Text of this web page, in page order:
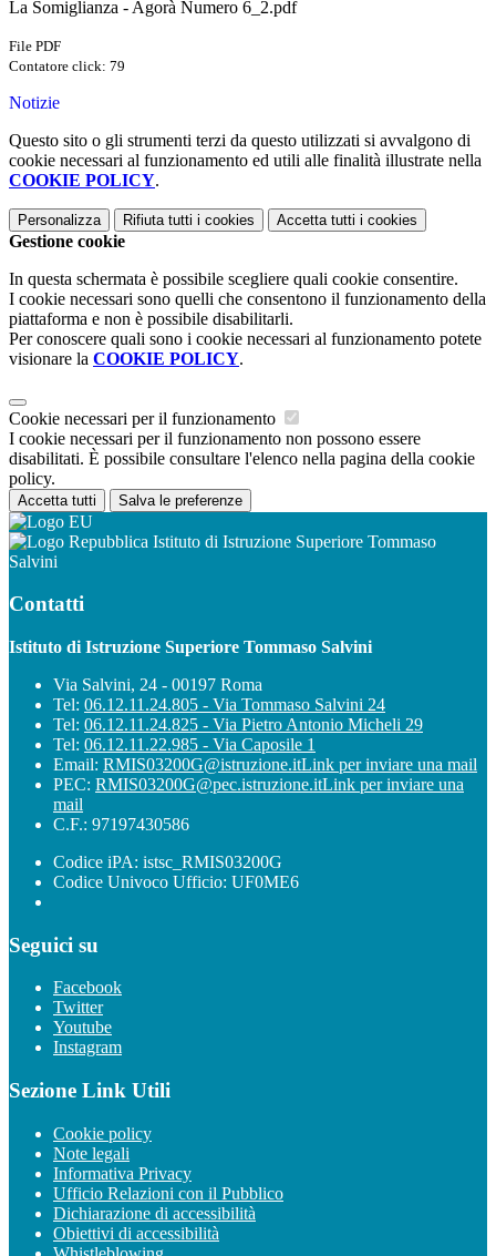
La Somiglianza - Agorà Numero 6_2.pdf
File PDF
Contatore click: 79
Notizie
Questo sito o gli strumenti terzi da questo utilizzati si avvalgono di
cookie necessari al funzionamento ed utili alle finalità illustrate nella
COOKIE POLICY.
Personalizza Rifiuta tutti i cookies Accetta tutti i cookies
Gestione cookie
In questa schermata è possibile scegliere quali cookie consentire.
I cookie necessari sono quelli che consentono il funzionamento della
piattaforma e non è possibile disabilitarli.
Per conoscere quali sono i cookie necessari al funzionamento potete
visionare la COOKIE POLICY.
Cookie necessari per il funzionamento
I cookie necessari per il funzionamento non possono essere
disabilitati. È possibile consultare l'elenco nella pagina della cookie
policy.
Accetta tutti Salva le preferenze
Istituto di Istruzione Superiore Tommaso
Salvini
Contatti
Istituto di Istruzione Superiore Tommaso Salvini
Via Salvini, 24 - 00197 Roma
Tel: 06.12.11.24.805 - Via Tommaso Salvini 24
Tel: 06.12.11.24.825 - Via Pietro Antonio Micheli 29
Tel: 06.12.11.22.985 - Via Caposile 1
Email: RMIS03200G@istruzione.itLink per inviare una mail
PEC: RMIS03200G@pec.istruzione.itLink per inviare una
mail
C.F.: 97197430586
Codice iPA: istsc_RMIS03200G
Codice Univoco Ufficio: UF0ME6
Seguici su
Facebook
Twitter
Youtube
Instagram
Sezione Link Utili
Cookie policy
Note legali
Informativa Privacy
Ufficio Relazioni con il Pubblico
Dichiarazione di accessibilità
Obiettivi di accessibilità